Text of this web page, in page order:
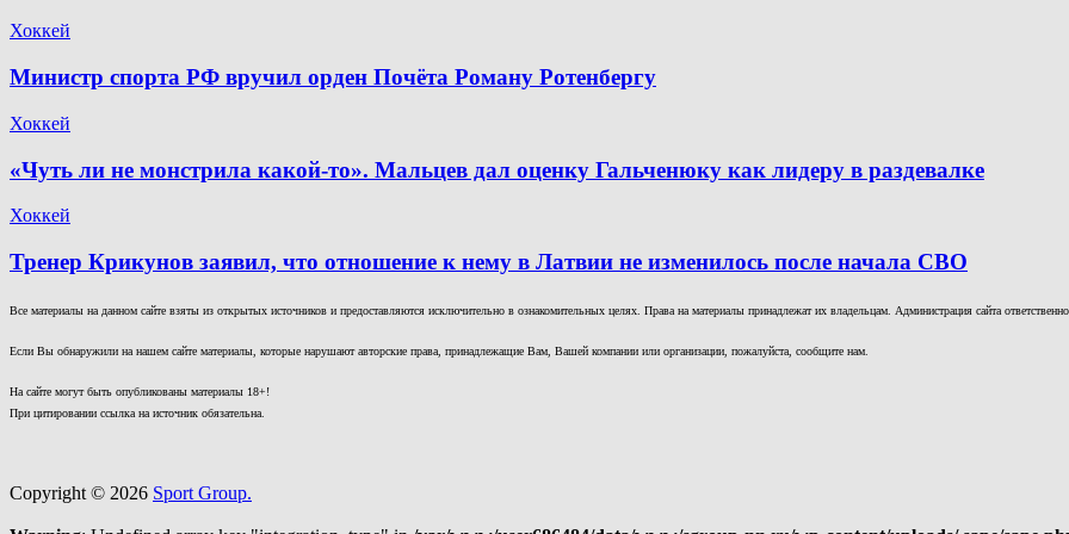
Хоккей
Министр спорта РФ вручил орден Почёта Роману Ротенбергу
Хоккей
«Чуть ли не монстрила какой-то». Мальцев дал оценку Гальченюку как лидеру в раздевалке
Хоккей
Тренер Крикунов заявил, что отношение к нему в Латвии не изменилось после начала СВО
Все материалы на данном сайте взяты из открытых источников и предоставляются исключительно в ознакомительных целях. Права на материалы принадлежат их владельцам. Администрация сайта
Если Вы обнаружили на нашем сайте материалы, которые нарушают авторские права, принадлежащие Вам, Вашей компании или организации, пожалуйста, сообщите нам.
На сайте могут быть опубликованы материалы 18+!
При цитировании ссылка на источник обязательна.
Copyright © 2026 Sport Group.